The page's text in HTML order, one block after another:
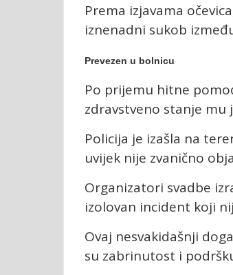
Prema izjavama
iznenadni sukob
Prevezen u bolnicu
Po prijemu hitne
zdravstveno stanje
Policija je izašla na
uvijek nije zvanično
Organizatori svadbe
izolovan incident koji
Ovaj nesvakidašnji
su zabrinutost i